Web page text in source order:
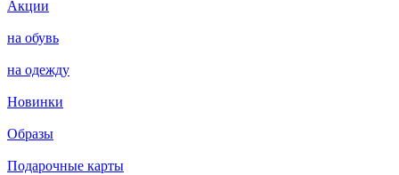
Акции
на обувь
на одежду
Новинки
Образы
Подарочные карты